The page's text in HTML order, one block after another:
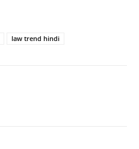
law trend hindi